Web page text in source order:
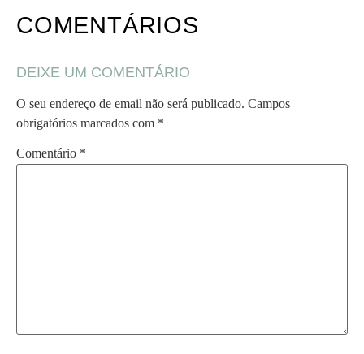
COMENTÁRIOS
DEIXE UM COMENTÁRIO
O seu endereço de email não será publicado. Campos
obrigatórios marcados com *
Comentário *